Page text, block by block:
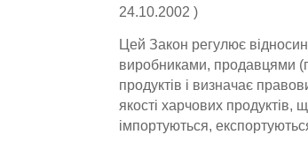
24.10.2002 )
Цей Закон регулює
виробниками, продавцями
продуктів і визначає
якості харчових продуктів,
імпортуються,